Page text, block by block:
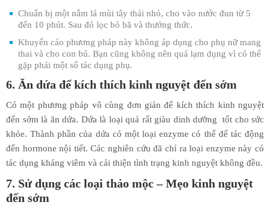
Chuẩn bị một nắm lá mùi tây thái nhỏ, cho vào nước đun từ 5
đến 10 phút. Sau đó lọc bỏ bã và thưởng thức.
Khuyến cáo phương pháp này không áp dụng cho phụ nữ mang
thai và cho con bú. Bạn cũng không nên quá lạm dụng vì có thể
gặp phải một số tác dụng phụ.
6. Ăn dứa để kích thích kinh nguyệt đến sớm
Có một phương pháp vô cùng đơn giản để kích thích kinh nguyệt
đến sớm là ăn dứa. Dứa là loại quả rất giàu dinh dưỡng tốt cho sức
khỏe. Thành phần của dứa có một loại enzyme có thể để tác động
đến hormone nội tiết. Các nghiên cứu đã chỉ ra loại enzyme này có
tác dụng kháng viêm và cải thiện tình trạng kinh nguyệt không đều.
7. Sử dụng các loại thảo mộc – Mẹo kinh nguyệt
đến sớm